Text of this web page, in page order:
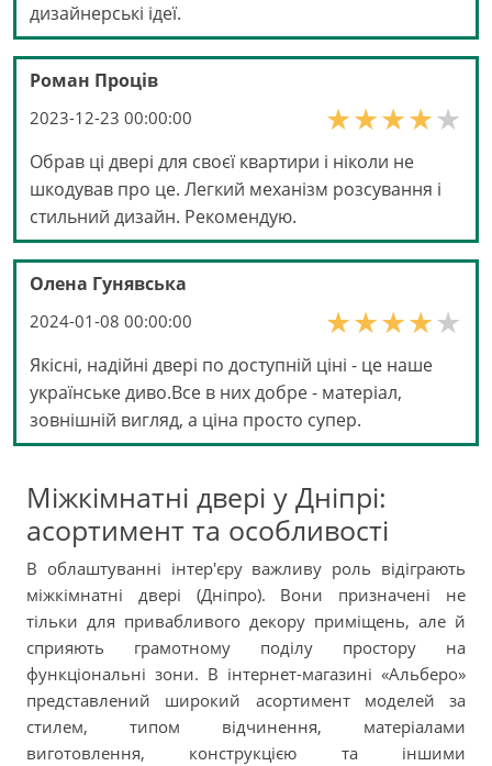
дизайнерські ідеї.
Роман Проців
2023-12-23 00:00:00
Обрав ці двері для своєї квартири і ніколи не
шкодував про це. Легкий механізм розсування і
стильний дизайн. Рекомендую.
Олена Гунявська
2024-01-08 00:00:00
Якісні, надійні двері по доступній ціні - це наше
українське диво.Все в них добре - матеріал,
зовнішній вигляд, а ціна просто супер.
Міжкімнатні двері у Дніпрі:
асортимент та особливості
В облаштуванні інтер'єру важливу роль відіграють
міжкімнатні двері (Дніпро). Вони призначені не
тільки для привабливого декору приміщень, але й
сприяють грамотному поділу простору на
функціональні зони. В інтернет-магазині «Альберо»
представлений широкий асортимент моделей за
стилем, типом відчинення, матеріалами
виготовлення, конструкцією та іншими